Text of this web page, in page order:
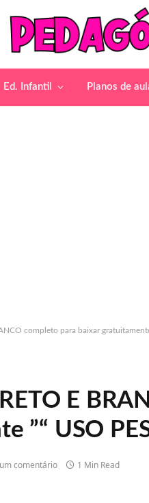
Ed. Infantil Planos de
completo para baixar gratuitamente
E
”“ USO
comentário 1 Min Read